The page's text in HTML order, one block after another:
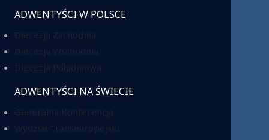
ADWENTYŚCI W POLSCE
ADWENTYŚCI NA ŚWIECIE